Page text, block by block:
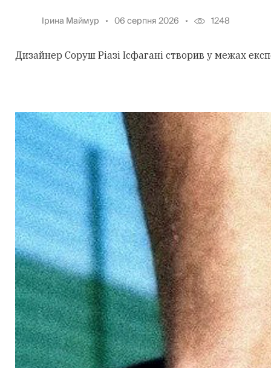
Ірина Маймур 06 серпня 2026 1248
Дизайнер Соруш Ріазі Ісфагані створив у межах